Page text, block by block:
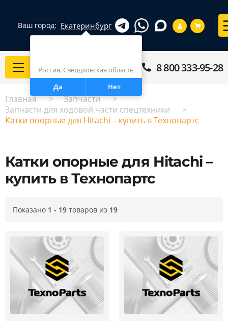
Ваш город: Екатеринбург
Россия, Свердловская область
Да
Нет
Каталог 8 800 333-95-28
Главная
Запчасти
Запчасти для ходовой части спецтехники
Катки опорные для Hitachi – купить в Технопартс
Катки опорные для Hitachi –
купить в Технопартс
Показано 1 - 19 товаров из 19